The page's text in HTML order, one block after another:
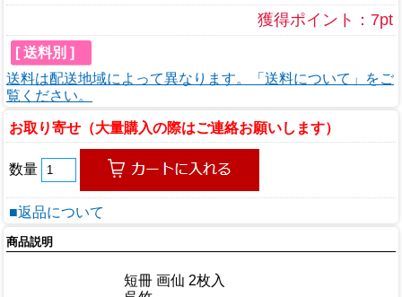
獲得ポイント：7pt
[ 送料別 ]
送料は配送地域によって異なります。「送料について」をご
覧ください。
お取り寄せ（大量購入の際はご連絡お願いします）
数量
■返品について
商品説明
短冊 画仙 2枚入